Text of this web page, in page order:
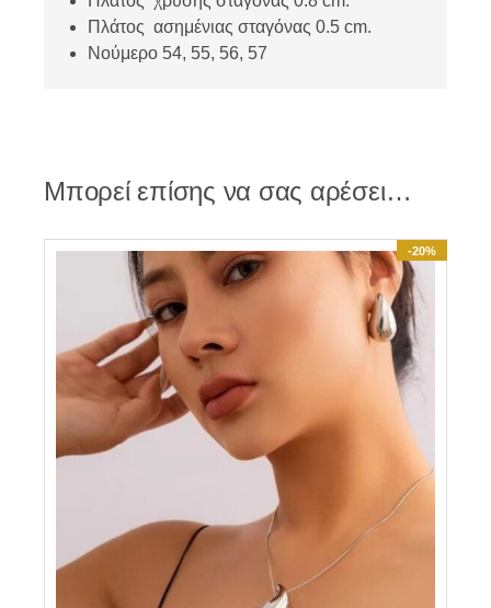
Πλάτος ασημένιας σταγόνας 0.5 cm.
Νούμερο 54, 55, 56, 57
Μπορεί επίσης να σας αρέσει…
-20%